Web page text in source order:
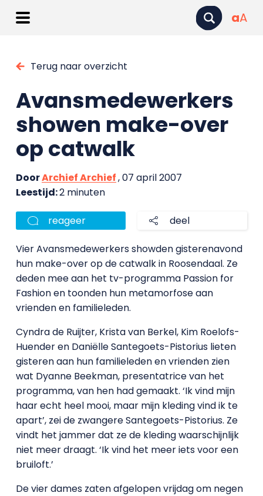
aA
Terug naar overzicht
Avansmedewerkers
showen make-over
op catwalk
DoorArchief Archief, 07 april 2007
Leestijd:2 minuten
reageer deel
Vier Avansmedewerkers showden gisterenavond
hun make-over op de catwalk in Roosendaal. Ze
deden mee aan het tv-programma Passion for
Fashion en toonden hun metamorfose aan
vrienden en familieleden.
Cyndra de Ruijter, Krista van Berkel, Kim Roelofs-
Huender en Daniëlle Santegoets-Pistorius lieten
gisteren aan hun familieleden en vrienden zien
wat Dyanne Beekman, presentatrice van het
programma, van hen had gemaakt. ‘Ik vind mijn
haar echt heel mooi, maar mijn kleding vind ik te
apart’, zei de zwangere Santegoets-Pistorius. Ze
vindt het jammer dat ze de kleding waarschijnlijk
niet meer draagt. ‘Ik vind het meer iets voor een
bruiloft.’
De vier dames zaten afgelopen vrijdag om negen